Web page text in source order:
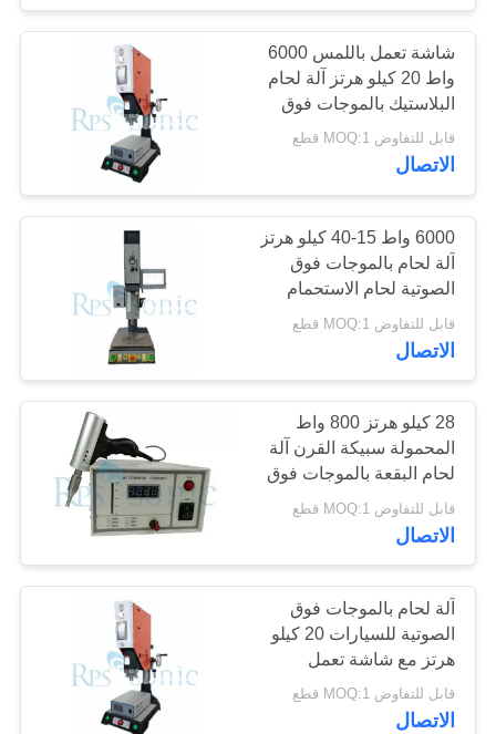
مراقبة
الجودة
اتصل
أخبار
حالات
خريطة
الموقع
سياسة
الخصوصية
محول اللحام
بالموجات فوق
الصوتية
17
امدادات الطاقة
بالموجات فوق
الصوتية
40
لحام بالموجات فوق
الصوتية القرن
30
شاشة تعمل باللمس 6000
واط 20 كيلو هرتز آلة لحام
البلاستيك بالموجات فوق
الصوتية
قابل للتفاوض MOQ:1 قطع
الاتصال
6000 واط 15-40 كيلو هرتز
آلة لحام بالموجات فوق
الصوتية لحام الاستحمام
قابل للتفاوض MOQ:1 قطع
الاتصال
28 كيلو هرتز 800 واط
المحمولة سبيكة القرن آلة
لحام البقعة بالموجات فوق
الصوتية
قابل للتفاوض MOQ:1 قطع
الاتصال
آلة لحام بالموجات فوق
الصوتية للسيارات 20 كيلو
هرتز مع شاشة تعمل
باللمس
قابل للتفاوض MOQ:1 قطع
الاتصال